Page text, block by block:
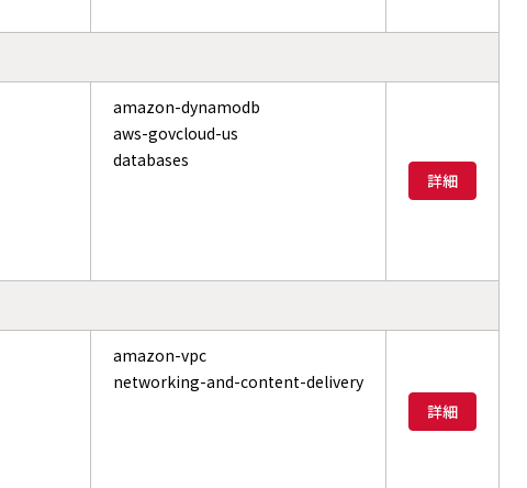
amazon-dynamodb
aws-govcloud-us
databases
詳細
amazon-vpc
networking-and-content-delivery
詳細